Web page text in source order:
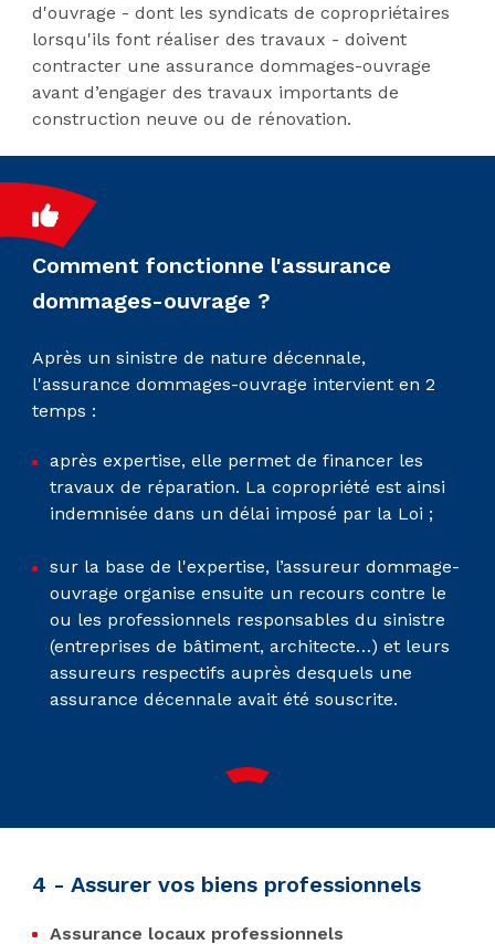
d'ouvrage - dont les syndicats de copropriétaires
lorsqu'ils font réaliser des travaux - doivent
contracter une assurance dommages-ouvrage
avant d’engager des travaux importants de
construction neuve ou de rénovation.
Comment fonctionne l'assurance
dommages-ouvrage ?
Après un sinistre de nature décennale,
l'assurance dommages-ouvrage intervient en 2
temps :
après expertise, elle permet de financer les
travaux de réparation. La copropriété est ainsi
indemnisée dans un délai imposé par la Loi ;
sur la base de l'expertise, l’assureur dommage-
ouvrage organise ensuite un recours contre le
ou les professionnels responsables du sinistre
(entreprises de bâtiment, architecte…) et leurs
assureurs respectifs auprès desquels une
assurance décennale avait été souscrite.
4 - Assurer vos biens professionnels
Assurance locaux professionnels